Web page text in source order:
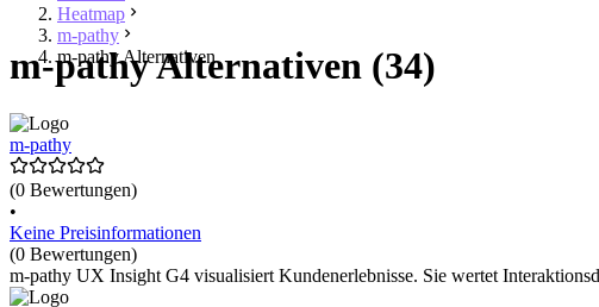
Heatmap
m-pathy
m-pathy Alternativen
m-pathy Alternativen (34)
m-pathy
(0 Bewertungen)
•
Keine Preisinformationen
(0 Bewertungen)
m-pathy UX Insight G4 visualisiert Kundenerlebnisse. Sie wertet